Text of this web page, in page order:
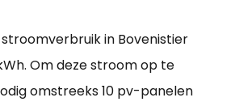
in Bovenistier
Om deze stroom op te
omstreeks 10 pv-panelen